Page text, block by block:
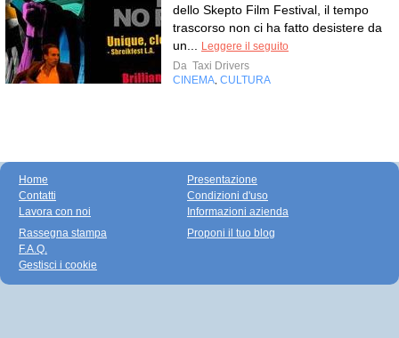
dello Skepto Film Festival, il tempo
trascorso non ci ha fatto desistere da
un...
Leggere il seguito
Da Taxi Drivers
CINEMA CULTURA
Home
Contatti
Lavora con noi
Presentazione
Condizioni d'uso
Informazioni azienda
Rassegna stampa
F.A.Q.
Gestisci i cookie
Proponi il tuo blog